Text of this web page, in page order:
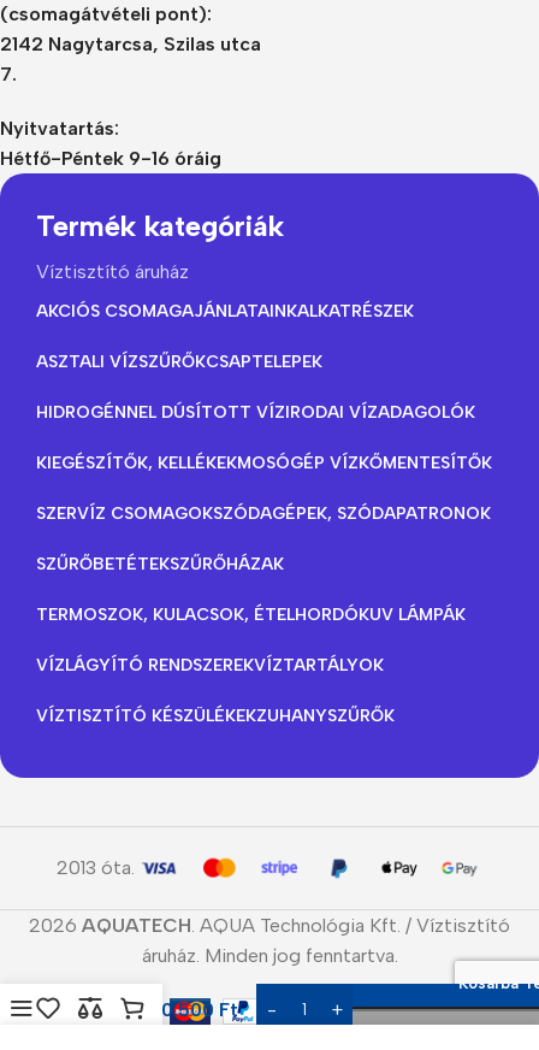
(csomagátvételi pont):
2142 Nagytarcsa, Szilas utca
7.
Nyitvatartás:
Hétfő-Péntek 9-16 óráig
Termék kategóriák
Víztisztító áruház
AKCIÓS CSOMAGAJÁNLATAINKALKATRÉSZEK
ASZTALI VÍZSZŰRŐKCSAPTELEPEK
HIDROGÉNNEL DÚSÍTOTT VÍZIRODAI VÍZADAGOLÓK
KIEGÉSZÍTŐK, KELLÉKEKMOSÓGÉP VÍZKŐMENTESÍTŐK
SZERVÍZ CSOMAGOKSZÓDAGÉPEK, SZÓDAPATRONOK
SZŰRŐBETÉTEKSZŰRŐHÁZAK
TERMOSZOK, KULACSOK, ÉTELHORDÓKUV LÁMPÁK
VÍZLÁGYÍTÓ RENDSZEREKVÍZTARTÁLYOK
VÍZTISZTÍTÓ KÉSZÜLÉKEKZUHANYSZŰRŐK
2013 óta.
2026 AQUATECH. AQUA Technológia Kft. / Víztisztító
áruház. Minden jog fenntartva.
CSM RO
membrán
10.500 Ft
Kosárba